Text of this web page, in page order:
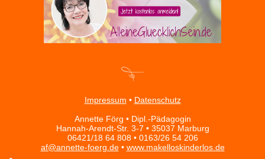
Impressum • Datenschutz
Annette Förg • Dipl.-Pädagogin
Hannah-Arendt-Str. 3-7 • 35037 Marburg
06421/18 64 808 • 0163/26 54 206
af@annette-foerg.de• www.makelloskinderlos.de